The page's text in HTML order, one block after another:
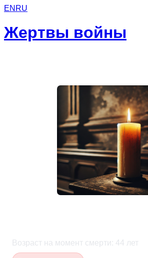
EN RU
Жертвы войны
Возраст на момент смерти : 44 лет